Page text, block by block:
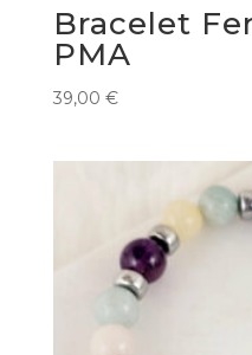
Bracelet
PMA
39,00 €